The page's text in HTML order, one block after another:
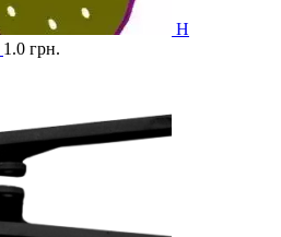
Н
1.0 грн.